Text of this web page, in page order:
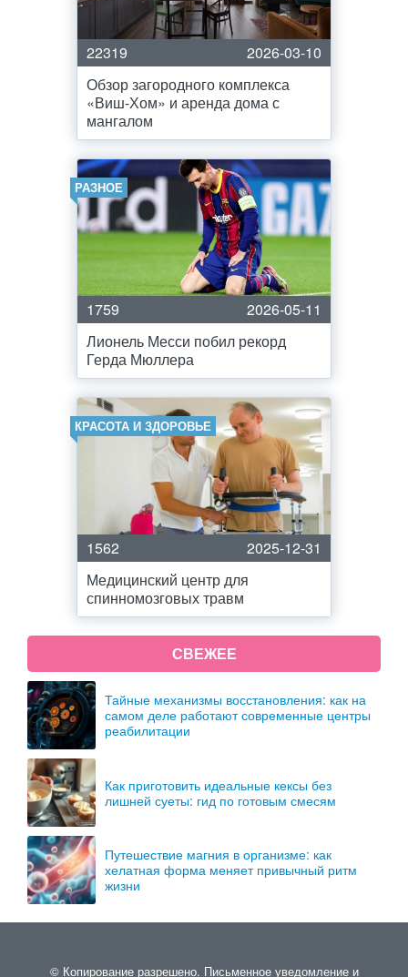
22319
2026-03-10
Обзор загородного комплекса
«Виш-Хом» и аренда дома с
мангалом
РАЗНОЕ
1759
2026-05-11
Лионель Месси побил рекорд
Герда Мюллера
КРАСОТА И ЗДОРОВЬЕ
1562
2025-12-31
Медицинский центр для
спинномозговых травм
СВЕЖЕЕ
Тайные механизмы восстановления: как на
самом деле работают современные центры
реабилитации
Как приготовить идеальные кексы без
лишней суеты: гид по готовым смесям
Путешествие магния в организме: как
хелатная форма меняет привычный ритм
жизни
© Копирование разрешено. Письменное уведомление и